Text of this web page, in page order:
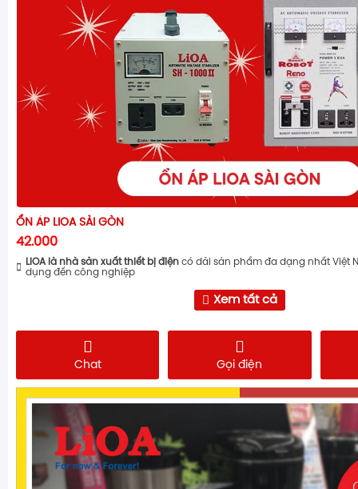
ỔN ÁP LIOA SÀI GÒN
42.000
LiOA là nhà sản xuất thiết bị điện có dải sản phẩm đa dạng nhất Việt
dụng đến công nghiệp
Xem tất cả
Chat Gọi điện